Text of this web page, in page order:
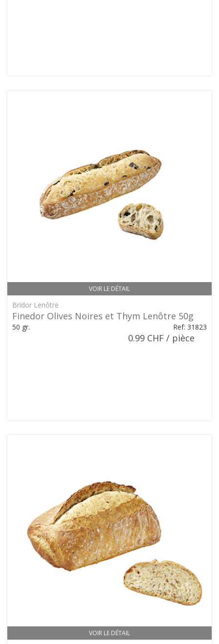
VOIR LE DÉTAIL
Bridor Lenôtre
Finedor Olives Noires et Thym Lenôtre 50g
50 gr. Ref: 31823
0.99 CHF / pièce
VOIR LE DÉTAIL